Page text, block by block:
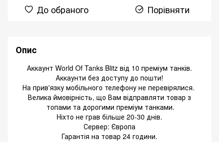
До обраного Порівняти
Опис
Аккаунт World Of Tanks Blitz від 10 преміум танків.
Аккаунти без доступу до пошти!
На прив'язку мобільного телефону не перевірялися.
Велика ймовірність, що Вам відправляти товар з
топами та дорогими преміум танками.
Ніхто не грав більше 20-30 днів.
Сервер: Європа
Гарантія на товар 24 години.